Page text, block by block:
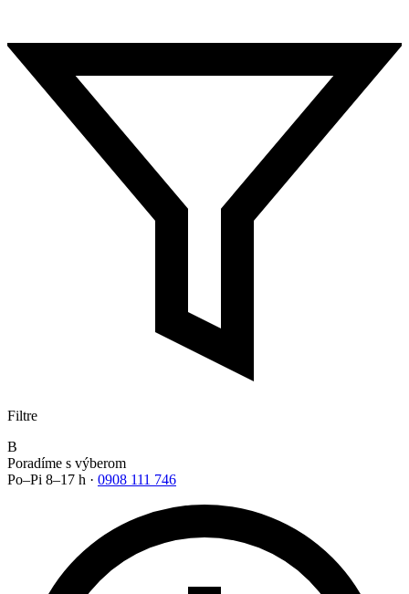
Filtre
B
Poradíme s výberom
Po–Pi 8–17 h · 0908 111 746